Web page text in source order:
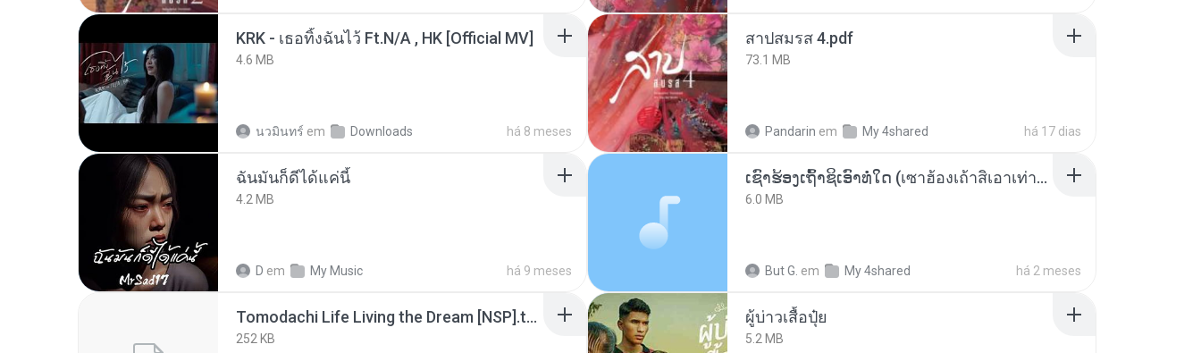
KRK - เธอทิ้งฉันไว้ Ft.N/A , HK [Official MV]
4.6 MB
นวมินทร์ em Downloads há 8 meses
สาปสมรส 4.pdf
73.1 MB
Pandarin em My 4shared há 17 dias
ฉันมันก็ดีได้แค่นี้
4.2 MB
D em My Music há 9 meses
ເຊົາຮ້ອງເຖົ້າຊິເອົາທໍ່ໃດ (เซาฮ้องเถ้าสิเอาเท่าใด) ບຸນເກີດ ຫນູຫ່ວງ ft. ໂສພາ ຈຸນທະລາ
6.0 MB
But G. em My 4shared há 2 meses
Tomodachi Life Living the Dream [NSP].torrent
252 KB
ผู้บ่าวเสื้อปุ๋ย
5.2 MB